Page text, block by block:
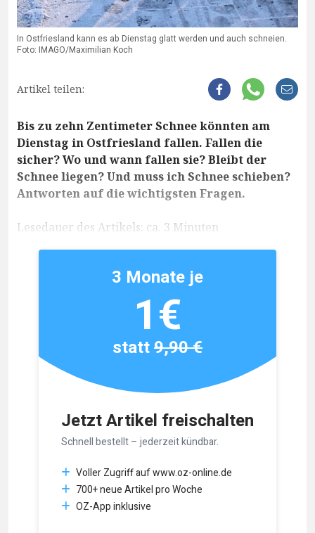
In Ostfriesland kann es ab Dienstag glatt werden und auch schneien.
Foto: IMAGO/Maximilian Koch
Artikel teilen:
Bis zu zehn Zentimeter Schnee könnten am
Dienstag in Ostfriesland fallen. Fallen die
sicher? Wo und wann fallen sie? Bleibt der
Schnee liegen? Und muss ich Schnee schieben?
Antworten auf die wichtigsten Fragen.
Lesedauer des Artikels: ca. 3 Minuten
Jetzt Artikel freischalten
Schnell bestellt – jederzeit kündbar.
Voller Zugriff auf www.oz-online.de
700+ neue Artikel pro Woche
OZ-App inklusive
3 Monate je
1€
statt9,90 €